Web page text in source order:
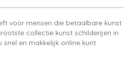
voor mensen die betaalbare kunst
collectie kunst schilderijen in
snel en makkelijk online kunt